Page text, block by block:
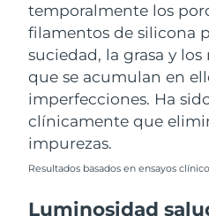
temporalmente los
filamentos de silicona
suciedad, la grasa y
que se acumulan en
imperfecciones. Ha
clínicamente que
impurezas.
Resultados basados en ensayos
Luminosidad
Catar
Reunión
Rumanía
Rusia